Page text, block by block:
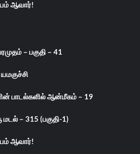
ஆவார்!
– பகுதி – 41
யமகுச்சி
பாடல்களில் ஆன்மீகம் – 19
மடல் – 315 (பகுதி-1)
ஆவார்!